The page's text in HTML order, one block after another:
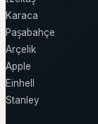
Karaca
Paşabahçe
Arçelik
Apple
Einhell
Stanley